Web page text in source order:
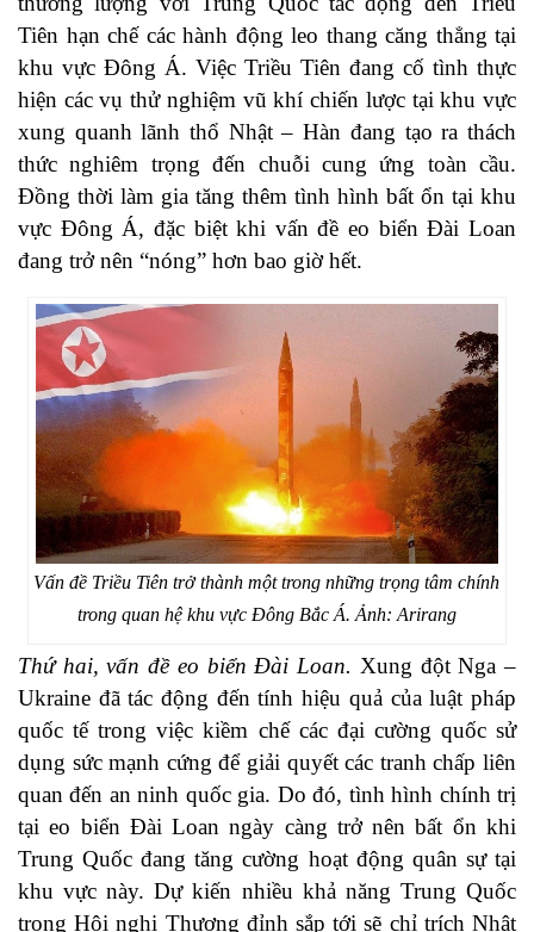
Tiên hạn chế các hành động leo thang căng thẳng tại
khu vực Đông Á. Việc Triều Tiên đang cố tình thực
hiện các vụ thử nghiệm vũ khí chiến lược tại khu vực
xung quanh lãnh thổ Nhật – Hàn đang tạo ra thách
thức nghiêm trọng đến chuỗi cung ứng toàn cầu.
Đồng thời làm gia tăng thêm tình hình bất ổn tại khu
vực Đông Á, đặc biệt khi vấn đề eo biển Đài Loan
đang trở nên “nóng” hơn bao giờ hết.
Vấn đề Triều Tiên trở thành một trong những trọng tâm chính
trong quan hệ khu vực Đông Bắc Á. Ảnh: Arirang
Thứ hai, vấn đề eo biển Đài Loan. Xung đột Nga –
Ukraine đã tác động đến tính hiệu quả của luật pháp
quốc tế trong việc kiềm chế các đại cường quốc sử
dụng sức mạnh cứng để giải quyết các tranh chấp liên
quan đến an ninh quốc gia. Do đó, tình hình chính trị
tại eo biển Đài Loan ngày càng trở nên bất ổn khi
Trung Quốc đang tăng cường hoạt động quân sự tại
khu vực này. Dự kiến nhiều khả năng Trung Quốc
trong Hội nghị Thượng đỉnh sắp tới sẽ chỉ trích Nhật